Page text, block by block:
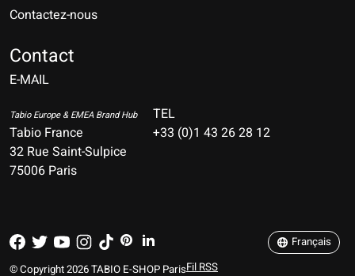
Contactez-nous
Contact
E-MAIL
Tabio Europe & EMEA Brand Hub
Tabio France
32 Rue Saint-Sulpice
75006 Paris
TEL
+33 (0)1 43 26 28 12
© Copyright 2026 TABIO E-SHOP ParisFil RSS
Français